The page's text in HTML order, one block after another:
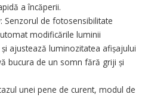
a încăperii.
Senzorul de fotosensibilitate
modificările luminii
ajustează luminozitatea afișajului
bucura de un somn fără griji și
unei pene de curent, modul de